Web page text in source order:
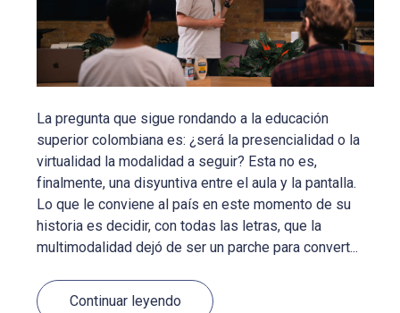
La pregunta que sigue rondando a la educación
superior colombiana es: ¿será la presencialidad o la
virtualidad la modalidad a seguir? Esta no es,
finalmente, una disyuntiva entre el aula y la pantalla.
Lo que le conviene al país en este momento de su
historia es decidir, con todas las letras, que la
multimodalidad dejó de ser un parche para convert...
Continuar leyendo